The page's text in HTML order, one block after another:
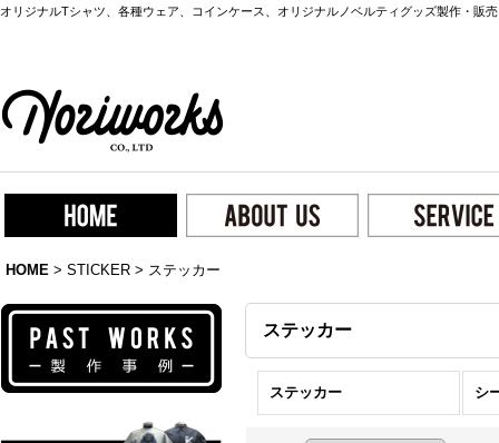
オリジナルTシャツ、各種ウェア、コインケース、オリジナルノベルティグッズ製作・販
HOME > STICKER > ステッカー
ステッカー
ステッカー シ